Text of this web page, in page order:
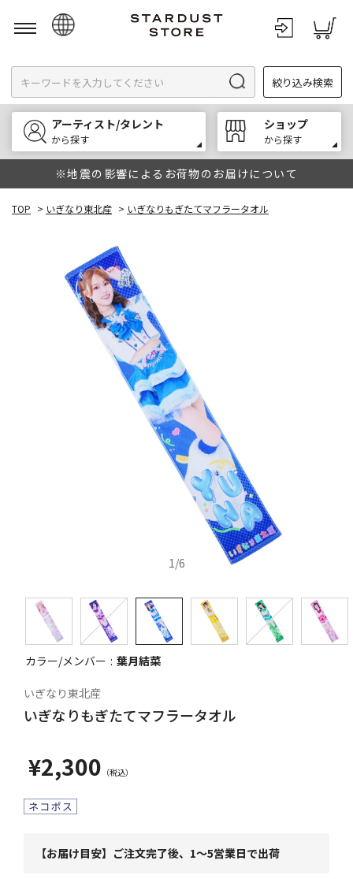
English
한국어
中文
絞り込み検索
アーティスト/タレント
から探す
ショップ
から探す
※地震の影響によるお荷物のお届けについて
TOP > いぎなり東北産 > いぎなりもぎたてマフラータオル
1/6
カラー/メンバー 葉月結菜
いぎなり東北産
いぎなりもぎたてマフラータオル
¥2,300
【お届け目安】ご注文完了後、1～5営業日で出荷